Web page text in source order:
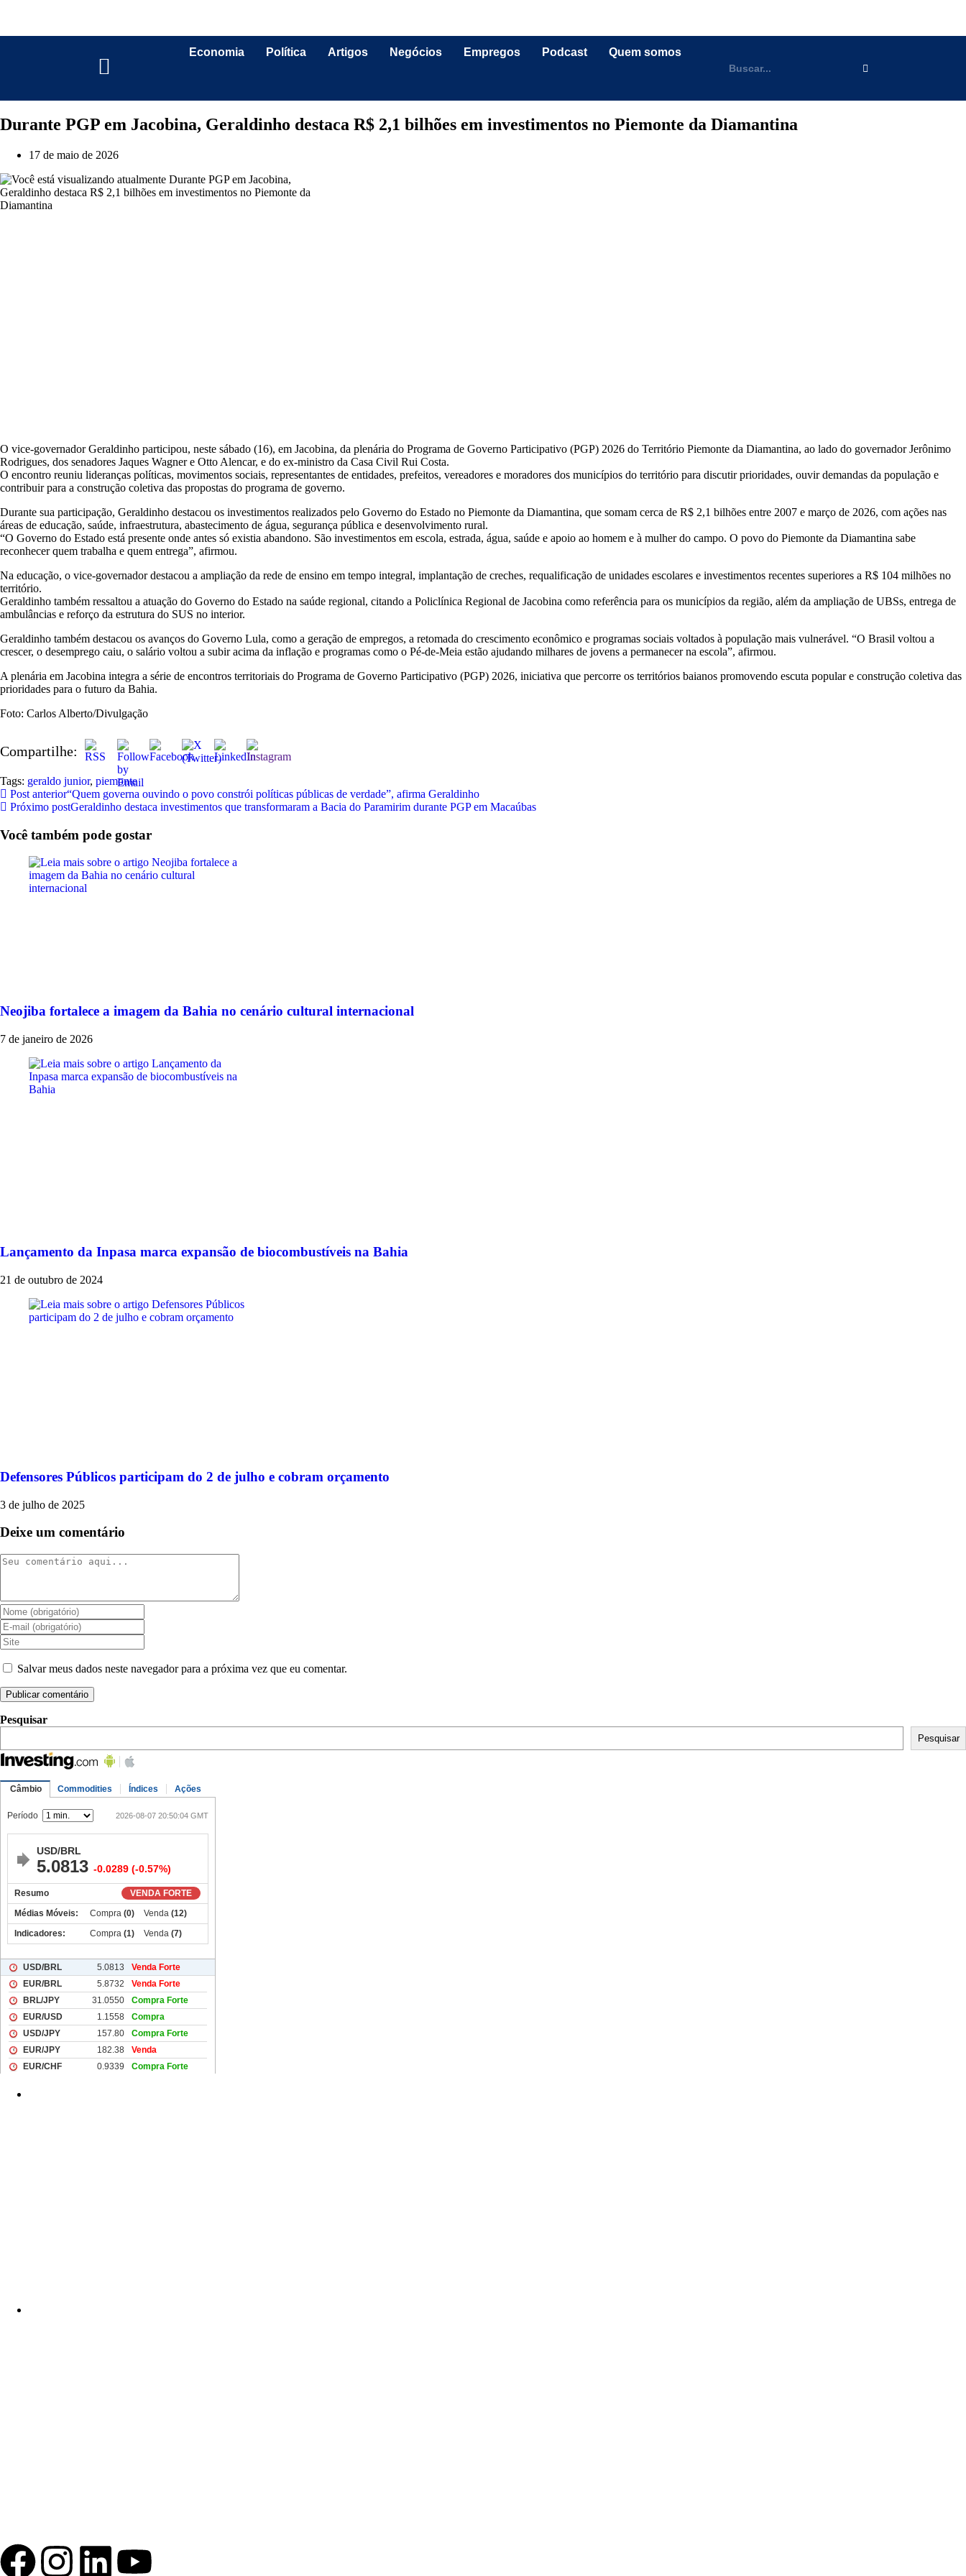
Economia Política Artigos Negócios Empregos Podcast Quem somos
Durante PGP em Jacobina, Geraldinho destaca R$ 2,1 bilhões em investimentos no Piemonte da Diamantina
17 de maio de 2026
O vice-governador Geraldinho participou, neste sábado (16), em Jacobina, da plenária do Programa de Governo Participativo (PGP) 2026 do Território Piemonte da Diamantina, ao lado do governador Jerônimo
Rodrigues, dos senadores Jaques Wagner e Otto Alencar, e do ex-ministro da Casa Civil Rui Costa.
O encontro reuniu lideranças políticas, movimentos sociais, representantes de entidades, prefeitos, vereadores e moradores dos municípios do território para discutir prioridades, ouvir demandas da população e
contribuir para a construção coletiva das propostas do programa de governo.
Durante sua participação, Geraldinho destacou os investimentos realizados pelo Governo do Estado no Piemonte da Diamantina, que somam cerca de R$ 2,1 bilhões entre 2007 e março de 2026, com ações nas
áreas de educação, saúde, infraestrutura, abastecimento de água, segurança pública e desenvolvimento rural.
“O Governo do Estado está presente onde antes só existia abandono. São investimentos em escola, estrada, água, saúde e apoio ao homem e à mulher do campo. O povo do Piemonte da Diamantina sabe
reconhecer quem trabalha e quem entrega”, afirmou.
Na educação, o vice-governador destacou a ampliação da rede de ensino em tempo integral, implantação de creches, requalificação de unidades escolares e investimentos recentes superiores a R$ 104 milhões no
território.
Geraldinho também ressaltou a atuação do Governo do Estado na saúde regional, citando a Policlínica Regional de Jacobina como referência para os municípios da região, além da ampliação de UBSs, entrega de
ambulâncias e reforço da estrutura do SUS no interior.
Geraldinho também destacou os avanços do Governo Lula, como a geração de empregos, a retomada do crescimento econômico e programas sociais voltados à população mais vulnerável. “O Brasil voltou a
crescer, o desemprego caiu, o salário voltou a subir acima da inflação e programas como o Pé-de-Meia estão ajudando milhares de jovens a permanecer na escola”, afirmou.
A plenária em Jacobina integra a série de encontros territoriais do Programa de Governo Participativo (PGP) 2026, iniciativa que percorre os territórios baianos promovendo escuta popular e construção coletiva das
prioridades para o futuro da Bahia.
Foto: Carlos Alberto/Divulgação
Compartilhe:
Tags: geraldo junior, piemonte
Post anterior“Quem governa ouvindo o povo constrói políticas públicas de verdade”, afirma Geraldinho
Próximo postGeraldinho destaca investimentos que transformaram a Bacia do Paramirim durante PGP em Macaúbas
Você também pode gostar
Neojiba fortalece a imagem da Bahia no cenário cultural internacional
7 de janeiro de 2026
Lançamento da Inpasa marca expansão de biocombustíveis na Bahia
21 de outubro de 2024
Defensores Públicos participam do 2 de julho e cobram orçamento
3 de julho de 2025
Deixe um comentário
Salvar meus dados neste navegador para a próxima vez que eu comentar.
Pesquisar
Pesquisar